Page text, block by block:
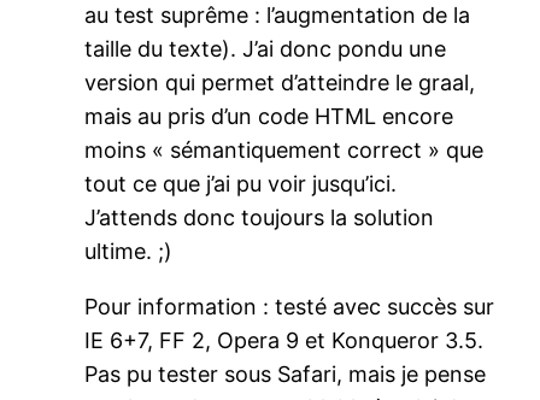
au test suprême : l’augmentation de la
taille du texte). J’ai donc pondu une
version qui permet d’atteindre le graal,
mais au pris d’un code HTML encore
moins « sémantiquement correct » que
tout ce que j’ai pu voir jusqu’ici.
J’attends donc toujours la solution
ultime. ;)
Pour information : testé avec succès sur
IE 6+7, FF 2, Opera 9 et Konqueror 3.5.
Pas pu tester sous Safari, mais je pense